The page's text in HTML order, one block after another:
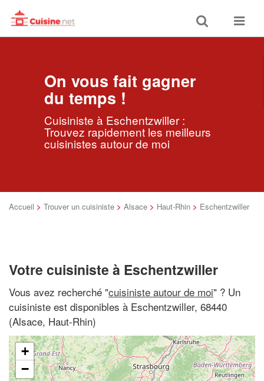
Toggle
search
Toggle
On vous fait gagner
du temps !
Cuisiniste à Eschentzwiller :
Trouvez rapidement les meilleurs
cuisinistes autour de moi
Accueil > Trouver un cuisiniste > Alsace > Haut-Rhin > Eschentzwiller
Votre cuisiniste à Eschentzwiller
Vous avez recherché "cuisiniste autour de moi" ? Un
cuisiniste est disponibles à Eschentzwiller, 68440
(Alsace, Haut-Rhin)
+
−